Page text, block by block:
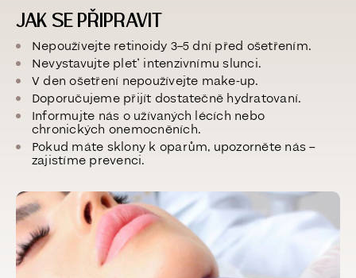
JAK SE PŘIPRAVIT
Nepoužívejte retinoidy 3–5 dní před ošetřením.
Nevystavujte pleť intenzivnímu slunci.
V den ošetření nepoužívejte make-up.
Doporučujeme přijít dostatečně hydratovaní.
Informujte nás o užívaných lécích nebo
chronických onemocněních.
Pokud máte sklony k oparům, upozorněte nás –
zajistíme prevenci.